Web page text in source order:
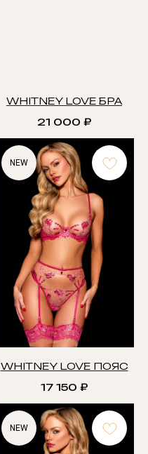
WHITNEY LOVE БРА
21 000 ₽
NEW
WHITNEY LOVE ПОЯС
17 150 ₽
NEW